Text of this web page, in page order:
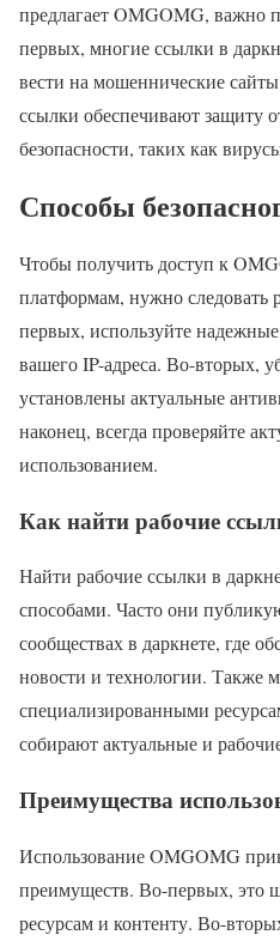
предлагает OMGOMG, важно
первых, многие ссылки в
вести на мошеннические
ссылки обеспечивают защиту
безопасности, таких как
Способы
Чтобы получить доступ к
платформам, нужно следовать
первых, используйте
вашего IP-адреса. Во-вторых,
установлены актуальные
наконец, всегда проверяйте
использованием.
Как найти рабочие
Найти рабочие ссылки в
способами. Часто они
сообществах в даркнете, где
новости и технологии. Также
специализированными
собирают актуальные и
Преимущества
Использование OMGOMG
преимуществ. Во-первых, это
ресурсам и контенту. Во-